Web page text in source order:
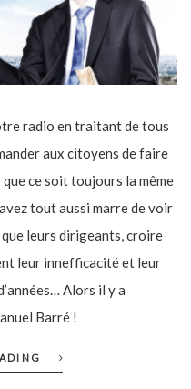
radio en traitant de tous
aux citoyens de faire
ce soit toujours la même
tout aussi marre de voir
leurs dirigeants, croire
leur innefficacité et leur
Alors il y a
Barré !